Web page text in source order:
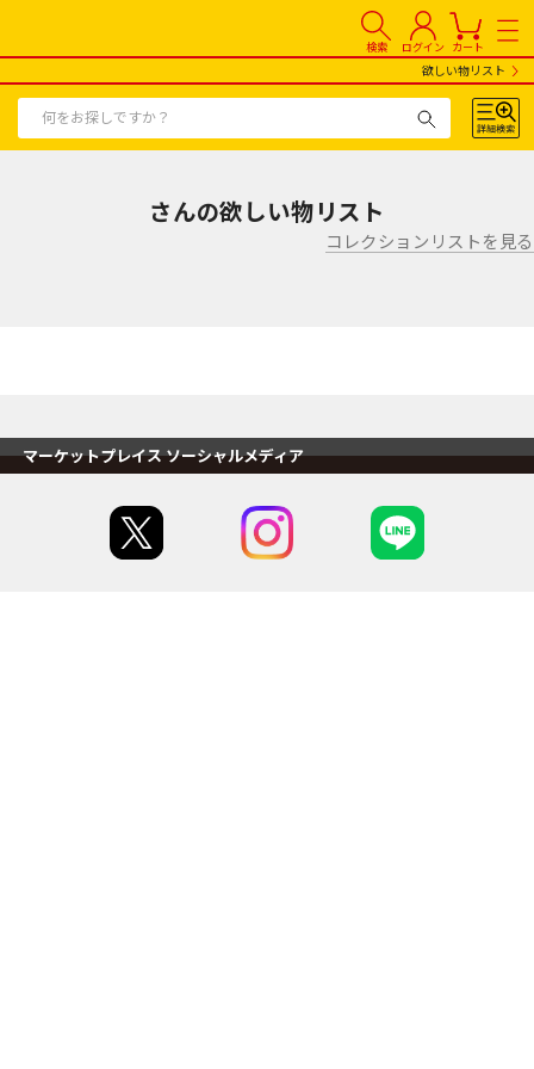
検索 ログイン カート
欲しい物リスト
さんの欲しい物リスト
コレクションリストを見る
マーケットプレイス ソーシャルメディア